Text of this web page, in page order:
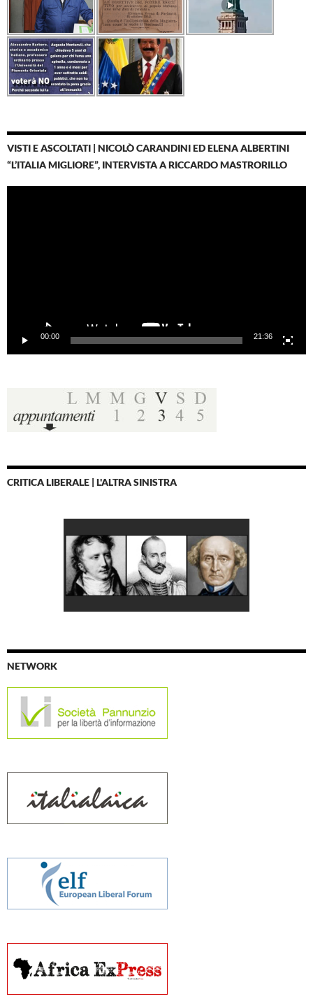
VISTI E ASCOLTATI | NICOLÒ CARANDINI ED ELENA ALBERTINI
“L’ITALIA MIGLIORE”, INTERVISTA A RICCARDO MASTRORILLO
00:00 21:36
CRITICA LIBERALE | L'ALTRA SINISTRA
NETWORK